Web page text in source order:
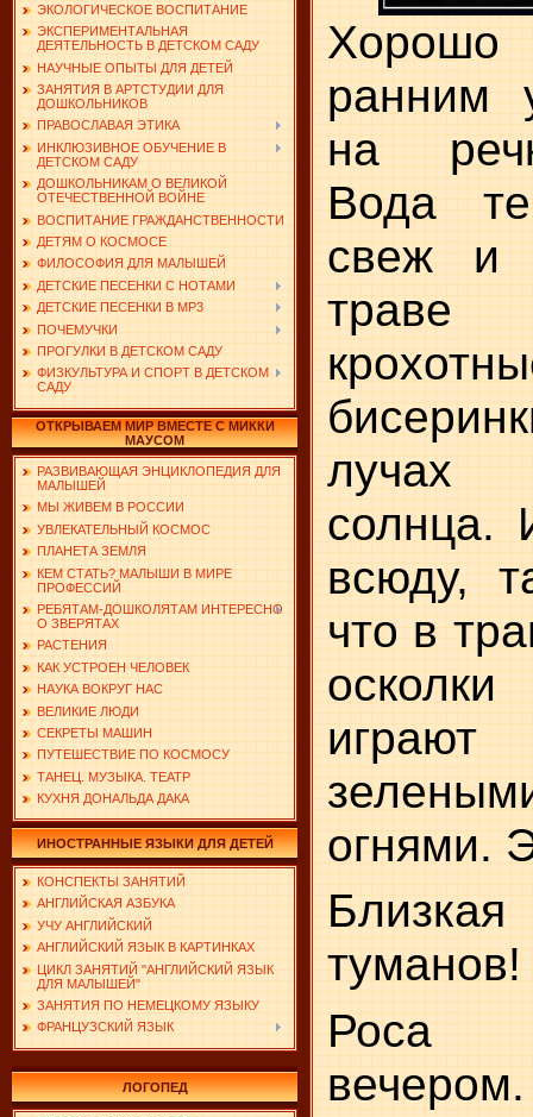
ЭКОЛОГИЧЕСКОЕ ВОСПИТАНИЕ
ЭКСПЕРИМЕНТАЛЬНАЯ
ДЕЯТЕЛЬНОСТЬ В ДЕТСКОМ САДУ
НАУЧНЫЕ ОПЫТЫ ДЛЯ ДЕТЕЙ
ЗАНЯТИЯ В АРТСТУДИИ ДЛЯ
ДОШКОЛЬНИКОВ
ПРАВОСЛАВАЯ ЭТИКА
ИНКЛЮЗИВНОЕ ОБУЧЕНИЕ В
ДЕТСКОМ САДУ
ДОШКОЛЬНИКАМ О ВЕЛИКОЙ
ОТЕЧЕСТВЕННОЙ ВОЙНЕ
ВОСПИТАНИЕ ГРАЖДАНСТВЕННОСТИ
ДЕТЯМ О КОСМОСЕ
ФИЛОСОФИЯ ДЛЯ МАЛЫШЕЙ
ДЕТСКИЕ ПЕСЕНКИ С НОТАМИ
ДЕТСКИЕ ПЕСЕНКИ В MP3
ПОЧЕМУЧКИ
ПРОГУЛКИ В ДЕТСКОМ САДУ
ФИЗКУЛЬТУРА И СПОРТ В ДЕТСКОМ
САДУ
ОТКРЫВАЕМ МИР ВМЕСТЕ С МИККИ
МАУСОМ
РАЗВИВАЮЩАЯ ЭНЦИКЛОПЕДИЯ ДЛЯ
МАЛЫШЕЙ
МЫ ЖИВЕМ В РОССИИ
УВЛЕКАТЕЛЬНЫЙ КОСМОС
ПЛАНЕТА ЗЕМЛЯ
КЕМ СТАТЬ? МАЛЫШИ В МИРЕ
ПРОФЕССИЙ
РЕБЯТАМ-ДОШКОЛЯТАМ ИНТЕРЕСНО
О ЗВЕРЯТАХ
РАСТЕНИЯ
КАК УСТРОЕН ЧЕЛОВЕК
НАУКА ВОКРУГ НАС
ВЕЛИКИЕ ЛЮДИ
СЕКРЕТЫ МАШИН
ПУТЕШЕСТВИЕ ПО КОСМОСУ
ТАНЕЦ. МУЗЫКА. ТЕАТР
КУХНЯ ДОНАЛЬДА ДАКА
ИНОСТРАННЫЕ ЯЗЫКИ ДЛЯ ДЕТЕЙ
КОНСПЕКТЫ ЗАНЯТИЙ
АНГЛИЙСКАЯ АЗБУКА
УЧУ АНГЛИЙСКИЙ
АНГЛИЙСКИЙ ЯЗЫК В КАРТИНКАХ
ЦИКЛ ЗАНЯТИЙ "АНГЛИЙСКИЙ ЯЗЫК
ДЛЯ МАЛЫШЕЙ"
ЗАНЯТИЯ ПО НЕМЕЦКОМУ ЯЗЫКУ
ФРАНЦУЗСКИЙ ЯЗЫК
ЛОГОПЕД
ранним
на
Вода
свеж и
траве
лучах
солнца.
всюду,
что в
огнями.
Близкая
туманов!
Роса
вечером.